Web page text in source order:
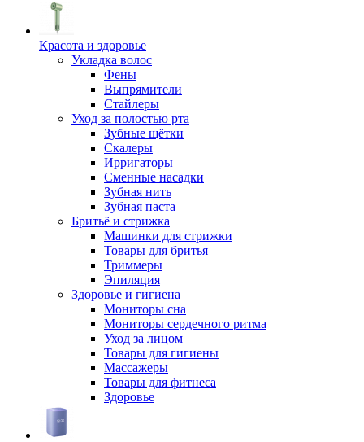
Красота и здоровье
Укладка волос
Фены
Выпрямители
Стайлеры
Уход за полостью рта
Зубные щётки
Скалеры
Ирригаторы
Сменные насадки
Зубная нить
Зубная паста
Бритьё и стрижка
Машинки для стрижки
Товары для бритья
Триммеры
Эпиляция
Здоровье и гигиена
Мониторы сна
Мониторы сердечного ритма
Уход за лицом
Товары для гигиены
Массажеры
Товары для фитнеса
Здоровье